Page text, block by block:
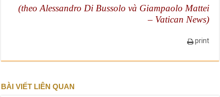
(theo Alessandro Di Bussolo và Giampaolo Mattei
– Vatican News)
print
BÀI VIẾT LIÊN QUAN